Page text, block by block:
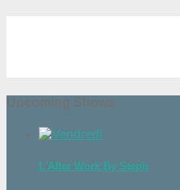
Upcoming Shows
L'After Work By Steph